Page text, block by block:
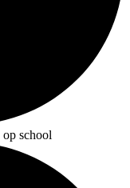
school